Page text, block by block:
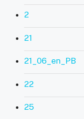
2
21
21_06_en_PB
22
25